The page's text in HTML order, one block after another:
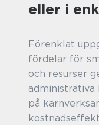
eller i
Förenklat
fördelar för
och resurser
administrativa
på